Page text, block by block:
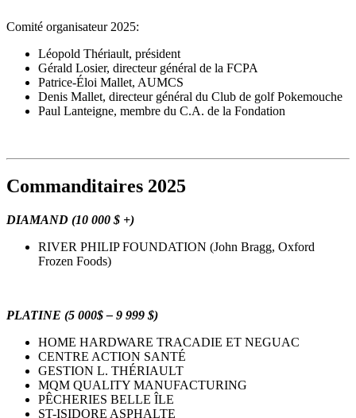
Comité organisateur 2025:
Léopold Thériault, président
Gérald Losier, directeur général de la FCPA
Patrice-Éloi Mallet, AUMCS
Denis Mallet, directeur général du Club de golf Pokemouche
Paul Lanteigne, membre du C.A. de la Fondation
Commanditaires 2025
DIAMAND (10 000 $ +)
RIVER PHILIP FOUNDATION (John Bragg, Oxford
Frozen Foods)
PLATINE (5 000$ – 9 999 $)
HOME HARDWARE TRACADIE ET NEGUAC
CENTRE ACTION SANTÉ
GESTION L. THÉRIAULT
MQM QUALITY MANUFACTURING
PÊCHERIES BELLE ÎLE
ST-ISIDORE ASPHALTE